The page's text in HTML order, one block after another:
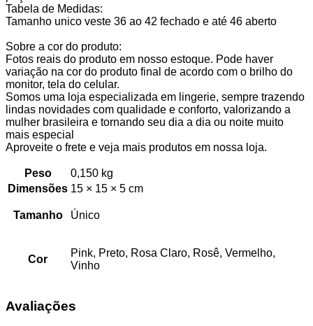
Tabela de Medidas:
Tamanho unico veste 36 ao 42 fechado e até 46 aberto
Sobre a cor do produto:
Fotos reais do produto em nosso estoque. Pode haver
variação na cor do produto final de acordo com o brilho do
monitor, tela do celular.
Somos uma loja especializada em lingerie, sempre trazendo
lindas novidades com qualidade e conforto, valorizando a
mulher brasileira e tornando seu dia a dia ou noite muito
mais especial
Aproveite o frete e veja mais produtos em nossa loja.
Peso
0,150 kg
Dimensões 15 × 15 × 5 cm
Tamanho Único
Cor
Pink, Preto, Rosa Claro, Rosê, Vermelho,
Vinho
Avaliações